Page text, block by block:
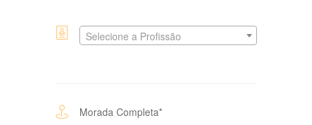
Selecione a Profissão